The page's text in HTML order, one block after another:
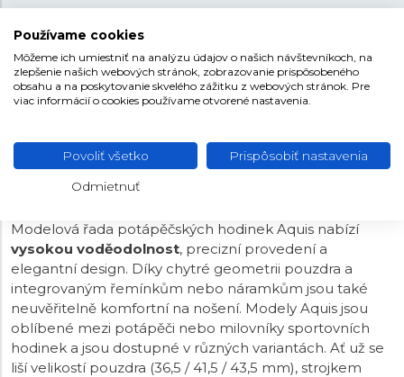
MATERIÁL REMIENKA
FARBA REMIENKA Strieborná
SPONA Preklápacia
ORIS AQUIS
Modelová řada potápěčských hodinek Aquis nabízí
vysokou voděodolnost, precizní provedení a
elegantní design. Díky chytré geometrii pouzdra a
integrovaným řemínkům nebo náramkům jsou také
neuvěřitelně komfortní na nošení. Modely Aquis jsou
oblíbené mezi potápěči nebo milovníky sportovních
hodinek a jsou dostupné v různých variantách. Ať už se
liší velikostí pouzdra (36,5 / 41,5 / 43,5 mm), strojkem
Používame cookies
Môžeme ich umiestniť na analýzu údajov o našich návštevníkoch, na
zlepšenie našich webových stránok, zobrazovanie prispôsobeného
obsahu a na poskytovanie skvelého zážitku z webových stránok. Pre
viac informácií o cookies používame otvorené nastavenia.
Povoliť všetko Prispôsobiť nastavenia
Odmietnuť